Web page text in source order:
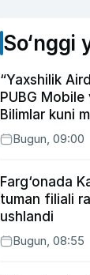
So‘nggi
“Yaxshilik
PUBG
Bilimlar kuni
xayriya
qo‘ymoqda
Bugun, 09:00
Farg‘onada
tuman filiali
ushlandi
Bugun, 08:55